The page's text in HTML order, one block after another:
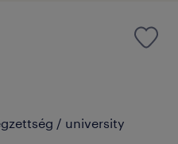
/ university